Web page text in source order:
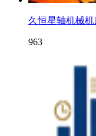
久恒星轴机械
963